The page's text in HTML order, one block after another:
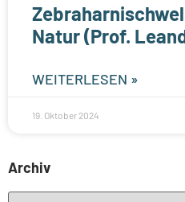
Natur (Prof.
WEITERLESEN »
19. Oktober 2024
Archiv